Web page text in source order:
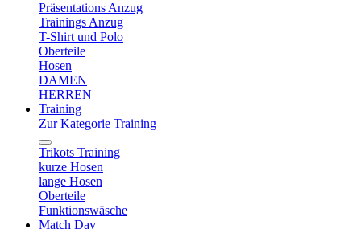
Präsentations Anzug
Trainings Anzug
T-Shirt und Polo
Oberteile
Hosen
DAMEN
HERREN
Training
Zur Kategorie Training
Trikots Training
kurze Hosen
lange Hosen
Oberteile
Funktionswäsche
Match Day